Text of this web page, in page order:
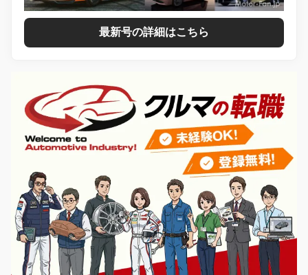
最新号の詳細はこちら